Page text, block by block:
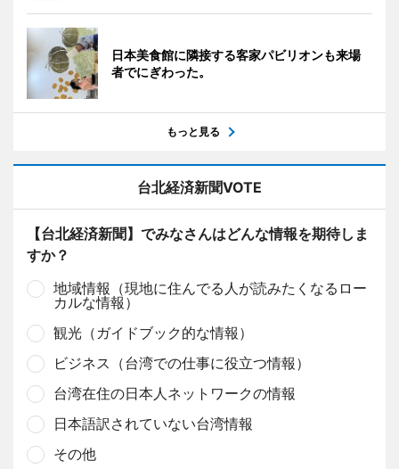
日本美食館に隣接する客家パビリオンも来場
者でにぎわった。
もっと見る
台北経済新聞VOTE
【台北経済新聞】でみなさんはどんな情報を期待しま
すか？
地域情報（現地に住んでる人が読みたくなるロー
カルな情報）
観光（ガイドブック的な情報）
ビジネス（台湾での仕事に役立つ情報）
台湾在住の日本人ネットワークの情報
日本語訳されていない台湾情報
その他